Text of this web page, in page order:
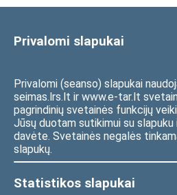
Privalomi slapukai
Privalomi (seanso) slapukai
seimas.lrs.lt ir www.e-tar.lt
pagrindinių svetainės funkcijų
Jūsų duotam sutikimui su
davėte. Svetainės negalės
slapukų.
Statistikos slapukai
Seimo